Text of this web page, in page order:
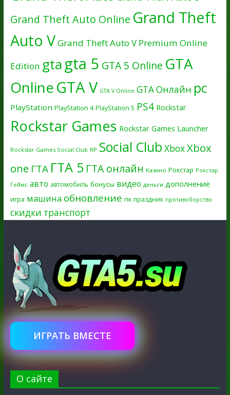
Grand Theft Auto Online Grand Theft
Auto VGrand Theft Auto V Premium Online
Edition gtagta 5 GTA 5 Online GTA
OnlineGTA V GTA V Online GTA Онлайн pc
PlayStation PlayStation 4 PlayStation 5 PS4 Rockstar
Rockstar Games Rockstar Games Launcher
Rockstar Games Social Club RP Social Club XboxXbox
one ГТА ГТА 5 ГТА онлайн Казино Рокстар Рокстар
Геймс авто автомобиль бонусы видео деньги дополнение
игра машина обновление пк праздник противоборство
скидки транспорт
ИГРАТЬ ВМЕСТЕ
О сайте